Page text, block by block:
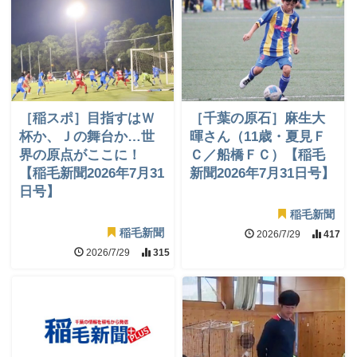
［稲スポ］目指すはＷ
杯か、Ｊの舞台か…世
界の原点がここに！
【稲毛新聞2026年7月31
日号】
稲毛新聞
2026/7/29 315
［千葉の原石］麻生大
暉さん（11歳・夏見Ｆ
Ｃ／船橋ＦＣ）【稲毛
新聞2026年7月31日号】
稲毛新聞
2026/7/29 417